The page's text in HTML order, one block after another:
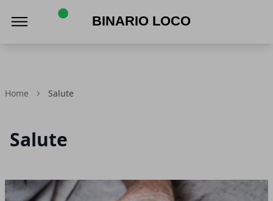
Home Salute
Salute
Articoli in Evidenza